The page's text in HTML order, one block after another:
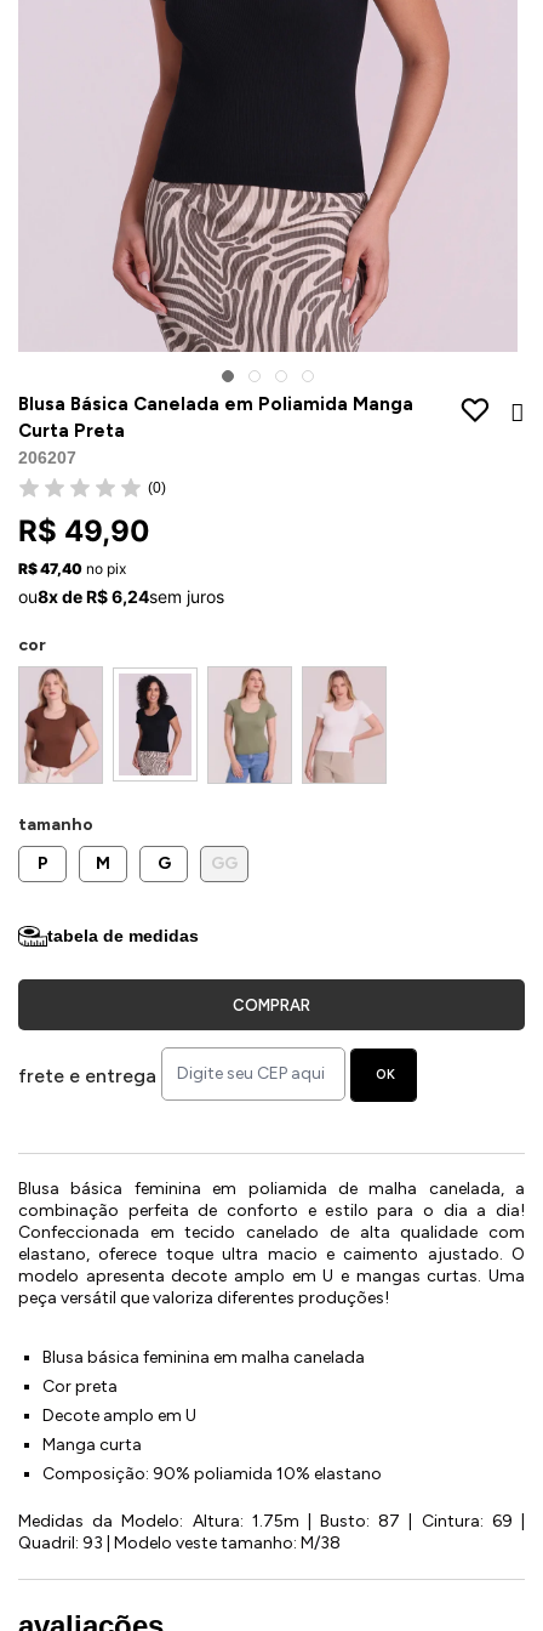
Blusa Básica Canelada em Poliamida Manga
Curta Preta
206207
(0)
R$ 49,90
R$ 47,40 no pix
ou8x de R$ 6,24sem juros
cor
tamanho
P
M G GG
tabela de medidas
COMPRAR
frete e entrega OK
Blusa básica feminina em poliamida de malha canelada, a
combinação perfeita de conforto e estilo para o dia a dia!
Confeccionada em tecido canelado de alta qualidade com
elastano, oferece toque ultra macio e caimento ajustado. O
modelo apresenta decote amplo em U e mangas curtas. Uma
peça versátil que valoriza diferentes produções!
Blusa básica feminina em malha canelada
Cor preta
Decote amplo em U
Manga curta
Composição: 90% poliamida 10% elastano
Medidas da Modelo: Altura: 1.75m | Busto: 87 | Cintura: 69 |
Quadril: 93 | Modelo veste tamanho: M/38